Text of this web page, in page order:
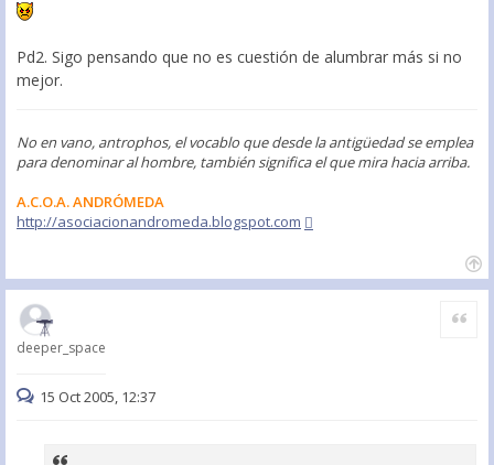
Pd2. Sigo pensando que no es cuestión de alumbrar más si no
mejor.
No en vano, antrophos, el vocablo que desde la antigüedad se emplea
para denominar al hombre, también significa el que mira hacia arriba.
A.C.O.A. ANDRÓMEDA
http://asociacionandromeda.blogspot.com
deeper_space
Citar
15 Oct 2005, 12:37